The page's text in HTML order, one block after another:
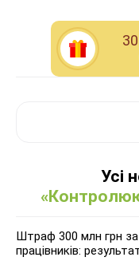
Усі
Штраф 300 млн грн
працівників: